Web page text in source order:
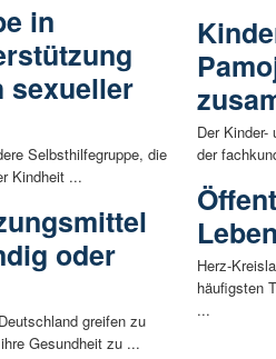
in
sexueller
Selbsthilfegruppe, die
Kindheit ...
oder
greifen zu
Gesundheit zu ...
Der Kinder-
der
Herz-
häufigsten
...